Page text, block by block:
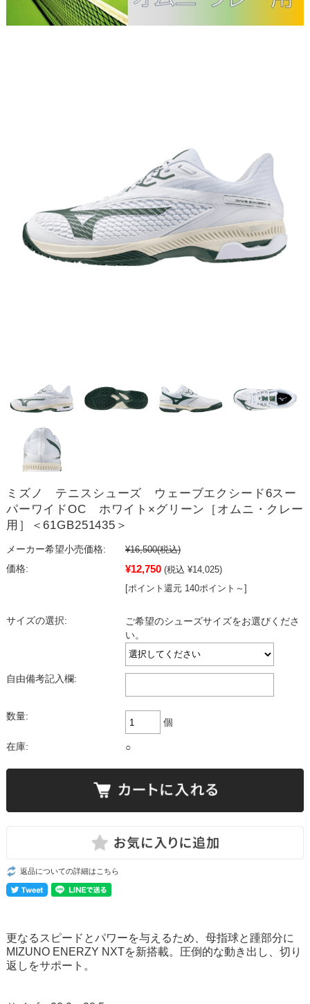
ミズノ テニスシューズ ウェーブエクシード6スー
パーワイドOC ホワイト×グリーン［オムニ・クレー
用］＜61GB251435＞
メーカー希望小売価格: ¥16,500(税込)
価格:
¥12,750 (税込 ¥14,025)
[ポイント還元 140ポイント～]
サイズの選択:
ご希望のシューズサイズをお選びくださ
い。
自由備考記入欄:
数量:
個
在庫: ○
返品についての詳細はこちら
更なるスピードとパワーを与えるため、母指球と踵部分に
MIZUNO ENERZY NXTを新搭載。 圧倒的な動き出し、切り
返しをサポート。